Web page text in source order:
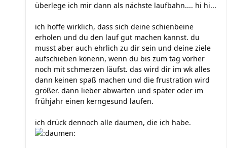
überlege ich mir dann als nächste laufbahn.... hi hi...
ich hoffe wirklich, dass sich deine schienbeine
erholen und du den lauf gut machen kannst. du
musst aber auch ehrlich zu dir sein und deine ziele
aufschieben könenn, wenn du bis zum tag vorher
noch mit schmerzen läufst. das wird dir im wk alles
dann keinen spaß machen und die frustration wird
größer. dann lieber abwarten und später oder im
frühjahr einen kerngesund laufen.
ich drück dennoch alle daumen, die ich habe.